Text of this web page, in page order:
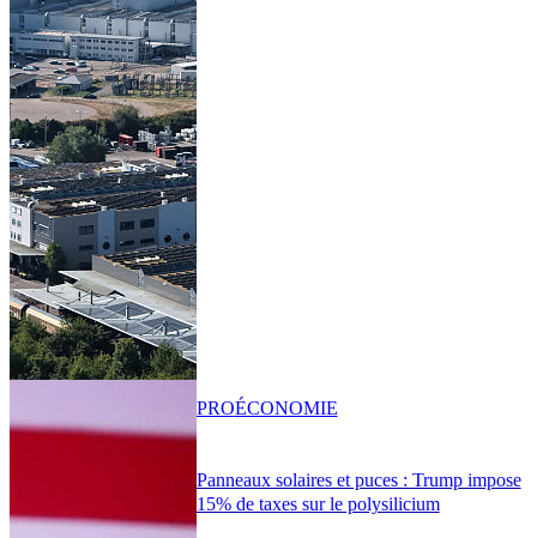
Panneaux solaires et puces : Trump impose
15% de taxes sur le polysilicium
PROÉCONOMIE